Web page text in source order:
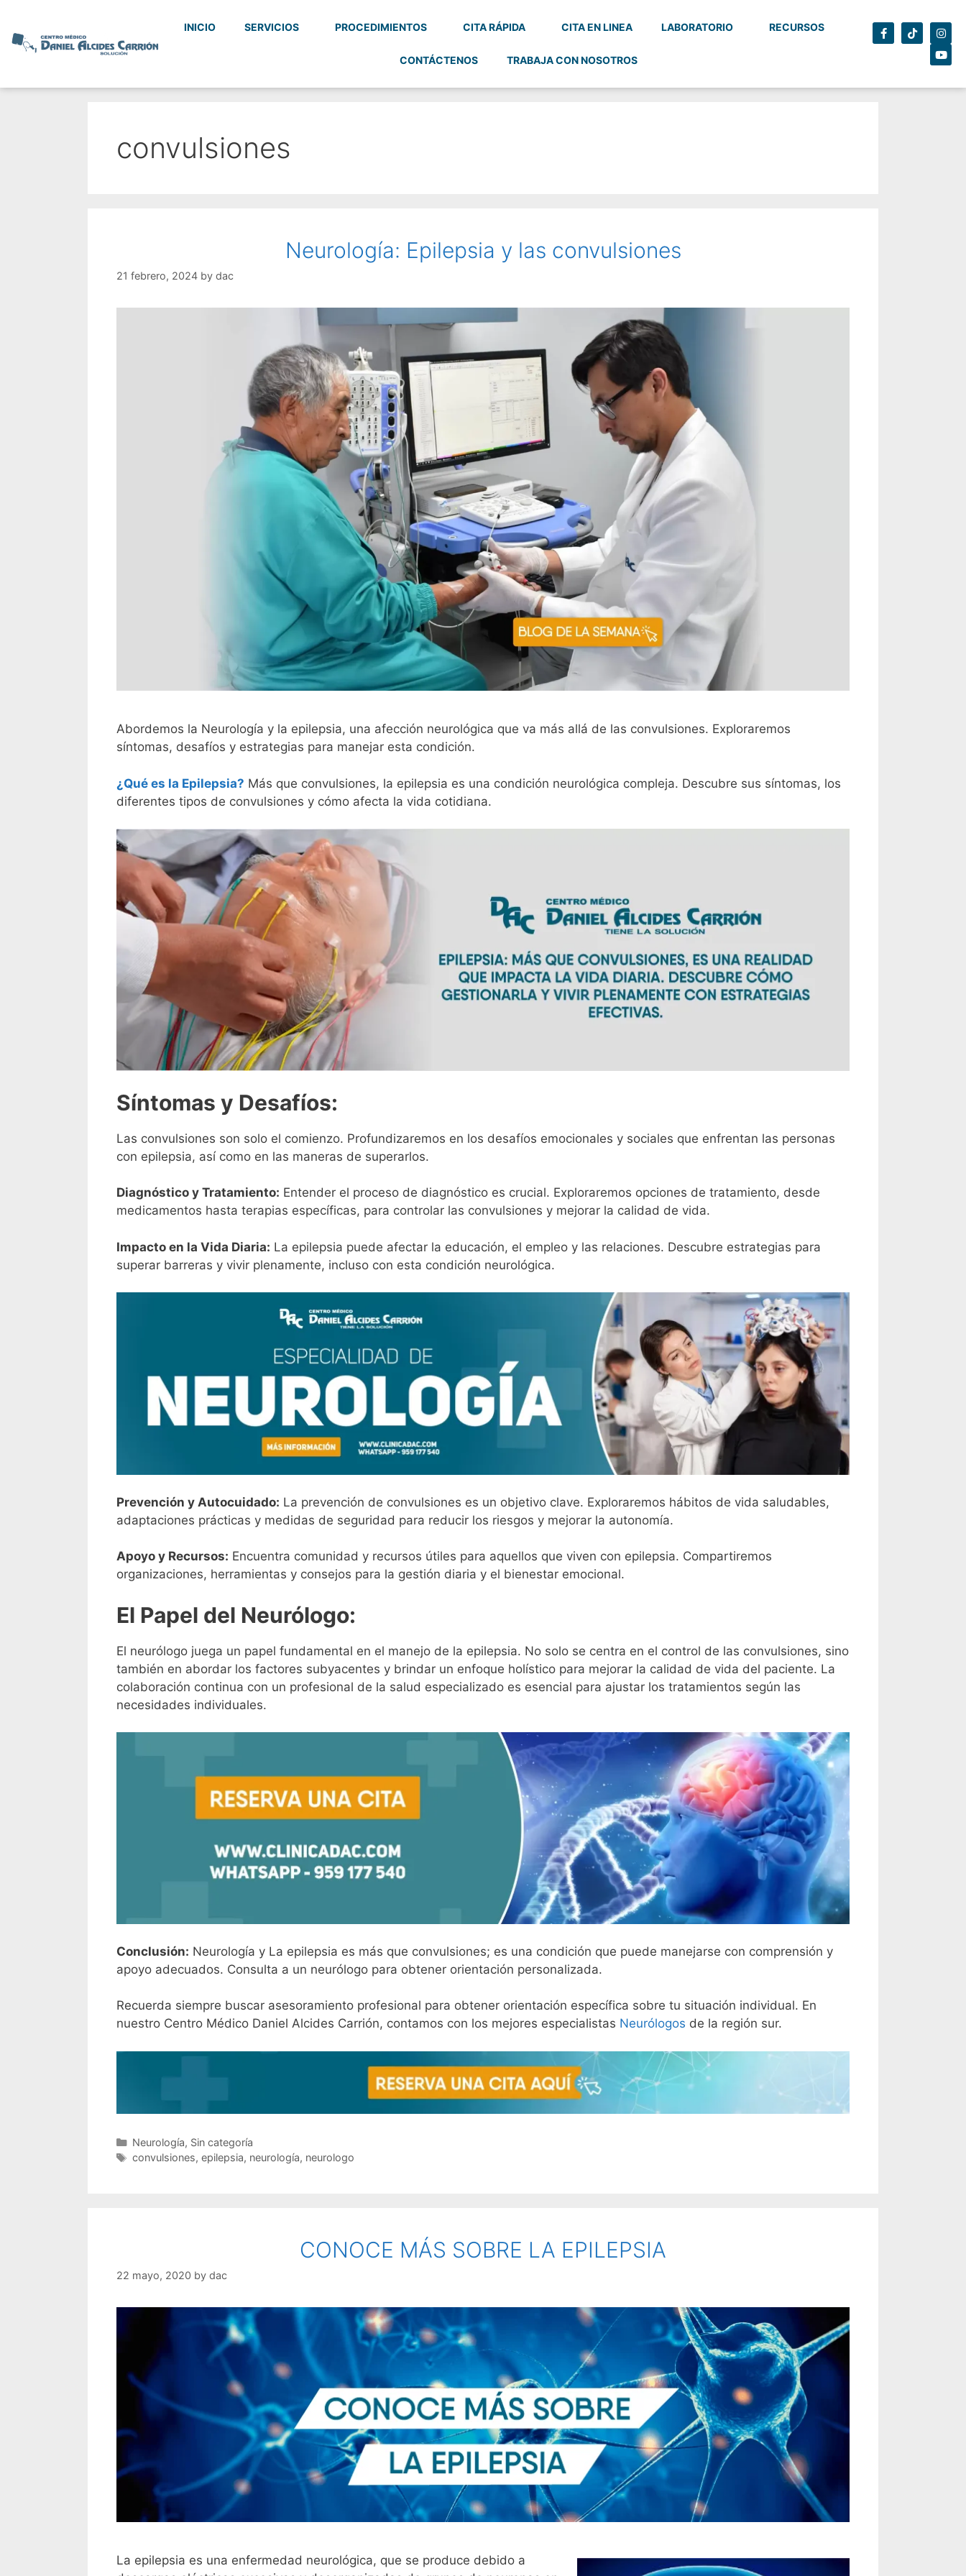
INICIO SERVICIOS PROCEDIMIENTOS CITA RÁPIDA CITA EN LINEA LABORATORIO RECURSOS
CONTÁCTENOS TRABAJA CON NOSOTROS
convulsiones
Neurología: Epilepsia y las convulsiones
21 febrero, 2024 by dac
Abordemos la Neurología y la epilepsia, una afección neurológica que va más allá de las convulsiones. Exploraremos
síntomas, desafíos y estrategias para manejar esta condición.
¿Qué es la Epilepsia? Más que convulsiones, la epilepsia es una condición neurológica compleja. Descubre sus síntomas, los
diferentes tipos de convulsiones y cómo afecta la vida cotidiana.
Síntomas y Desafíos:
Las convulsiones son solo el comienzo. Profundizaremos en los desafíos emocionales y sociales que enfrentan las personas
con epilepsia, así como en las maneras de superarlos.
Diagnóstico y Tratamiento: Entender el proceso de diagnóstico es crucial. Exploraremos opciones de tratamiento, desde
medicamentos hasta terapias específicas, para controlar las convulsiones y mejorar la calidad de vida.
Impacto en la Vida Diaria: La epilepsia puede afectar la educación, el empleo y las relaciones. Descubre estrategias para
superar barreras y vivir plenamente, incluso con esta condición neurológica.
Prevención y Autocuidado: La prevención de convulsiones es un objetivo clave. Exploraremos hábitos de vida saludables,
adaptaciones prácticas y medidas de seguridad para reducir los riesgos y mejorar la autonomía.
Apoyo y Recursos: Encuentra comunidad y recursos útiles para aquellos que viven con epilepsia. Compartiremos
organizaciones, herramientas y consejos para la gestión diaria y el bienestar emocional.
El Papel del Neurólogo:
El neurólogo juega un papel fundamental en el manejo de la epilepsia. No solo se centra en el control de las convulsiones, sino
también en abordar los factores subyacentes y brindar un enfoque holístico para mejorar la calidad de vida del paciente. La
colaboración continua con un profesional de la salud especializado es esencial para ajustar los tratamientos según las
necesidades individuales.
Conclusión: Neurología y La epilepsia es más que convulsiones; es una condición que puede manejarse con comprensión y
apoyo adecuados. Consulta a un neurólogo para obtener orientación personalizada.
Recuerda siempre buscar asesoramiento profesional para obtener orientación específica sobre tu situación individual. En
nuestro Centro Médico Daniel Alcides Carrión, contamos con los mejores especialistas Neurólogos de la región sur.
Neurología, Sin categoría
convulsiones, epilepsia, neurología, neurologo
CONOCE MÁS SOBRE LA EPILEPSIA
22 mayo, 2020 by dac
La epilepsia es una enfermedad neurológica, que se produce debido a